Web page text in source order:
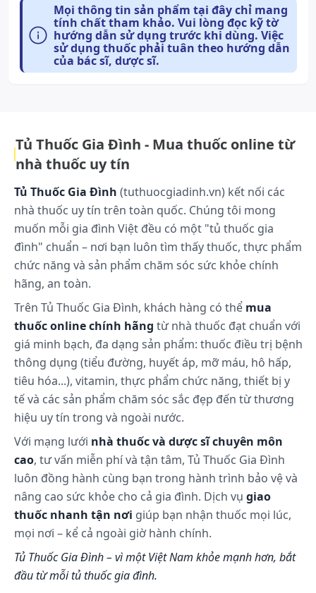
liều? Trong trường hợp khẩn cấp, hãy gọi ngay cho
Trung tâm cấp cứu 115 hoặc đến trạm Y tế địa
phương gần nhất. Làm gì khi quên 1 liều? Nếu bạn
quên một liều thuốc, hãy dùng càng sớm càng tốt.
Tuy nhiên, nếu gần với liều kế tiếp, hãy bỏ qua liều
Tác dụng phụ có thể gặp:
Chưa có báo cáo về tác dụng phụ của sản phẩm.
Hướng dẫn cách xử trí ADR Khi gặp tác dụng phụ
của thuốc, cần ngưng sử dụng và thông báo cho
bác sĩ hoặc đến cơ sở y tế gần nhất để được xử trí
kịp thời.
Những lưu ý khi sử dụng:
Dùng ngoài da. Để xa tầm tay của trẻ em. Nếu cơ
thể mẫn cảm với dầu gió đỏ thì hãy lập tức
ngưng sử dụng và hỏi ý kiến của thầy thuốc. Đọc
kỹ hướng dẫn sử dụng trước khi dùng. Khả năng
lái xe và vận hành máy móc Chưa có báo cáo.
Thời kỳ mang thai Chưa có báo cáo. Thời kỳ cho
con bú Chưa có báo cáo. Tương tác thuốc Chưa
có báo cáo.
Cách bảo quản:
Bảo quản nơi khô mát.
Mọi thông tin sản phẩm tại đây chỉ mang
tính chất tham khảo. Vui lòng đọc kỹ tờ
hướng dẫn sử dụng trước khi dùng. Việc
sử dụng thuốc phải tuân theo hướng dẫn
của bác sĩ, dược sĩ.
Tủ Thuốc Gia Đình - Mua thuốc online từ
nhà thuốc uy tín
Tủ Thuốc Gia Đình (tuthuocgiadinh.vn) kết nối các
nhà thuốc uy tín trên toàn quốc. Chúng tôi mong
muốn mỗi gia đình Việt đều có một "tủ thuốc gia
đình" chuẩn – nơi bạn luôn tìm thấy thuốc, thực phẩm
chức năng và sản phẩm chăm sóc sức khỏe chính
hãng, an toàn.
Trên Tủ Thuốc Gia Đình, khách hàng có thể mua
thuốc online chính hãng từ nhà thuốc đạt chuẩn với
giá minh bạch, đa dạng sản phẩm: thuốc điều trị bệnh
thông dụng (tiểu đường, huyết áp, mỡ máu, hô hấp,
tiêu hóa...), vitamin, thực phẩm chức năng, thiết bị y
tế và các sản phẩm chăm sóc sắc đẹp đến từ thương
hiệu uy tín trong và ngoài nước.
Với mạng lưới nhà thuốc và dược sĩ chuyên môn
cao, tư vấn miễn phí và tận tâm, Tủ Thuốc Gia Đình
luôn đồng hành cùng bạn trong hành trình bảo vệ và
nâng cao sức khỏe cho cả gia đình. Dịch vụ giao
thuốc nhanh tận nơi giúp bạn nhận thuốc mọi lúc,
mọi nơi – kể cả ngoài giờ hành chính.
Tủ Thuốc Gia Đình – vì một Việt Nam khỏe mạnh hơn, bắt
đầu từ mỗi tủ thuốc gia đình.